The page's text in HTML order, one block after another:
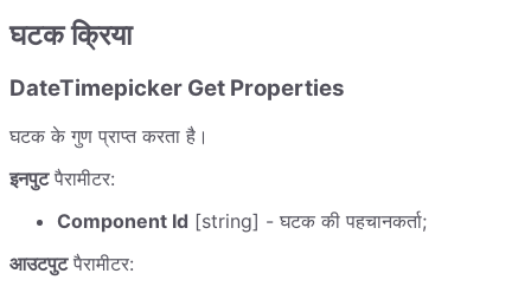
घटक क्रिया
DateTimepicker Get Properties
घटक के गुण प्राप्त करता है।
इनपुटपैरामीटर:
Component Id [string] - घटक की पहचानकर्ता;
आउटपुटपैरामीटर: